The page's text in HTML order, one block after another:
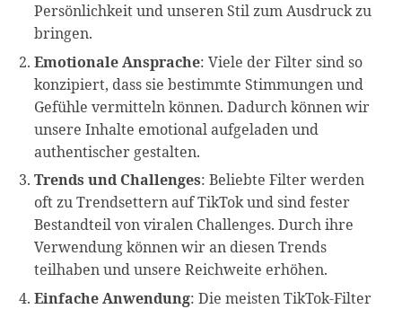
Persönlichkeit und unseren Stil zum Ausdruck zu
bringen.
Emotionale Ansprache: Viele der Filter sind so
konzipiert, dass sie bestimmte Stimmungen und
Gefühle vermitteln können. Dadurch können wir
unsere Inhalte emotional aufgeladen und
authentischer gestalten.
Trends und Challenges: Beliebte Filter werden
oft zu Trendsettern auf TikTok und sind fester
Bestandteil von viralen Challenges. Durch ihre
Verwendung können wir an diesen Trends
teilhaben und unsere Reichweite erhöhen.
Einfache Anwendung: Die meisten TikTok-Filter